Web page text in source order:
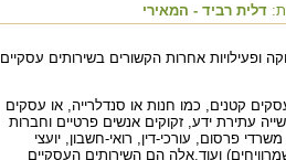
דלית רביד - המאירי
ופעילויות אחרות הקשורים בשירותים עסקיים
קטנים, כמו חנות או סנדלרייה, או עסקים
עתירת ידע, זקוקים אנשים פרטיים וחברות
פרסום, עורכי-דין, רואי-חשבון, יועצי
ועוד.אלה הם השירותים העסקיים